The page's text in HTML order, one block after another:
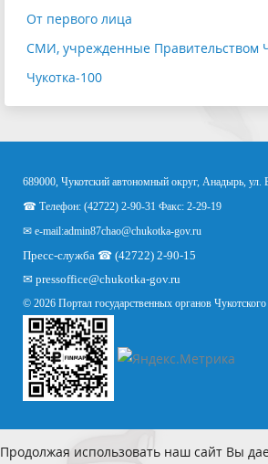
От первого лица
СМИ, учрежденные Правительством
Чукотка-100
689000, Чукотский автономный округ, Анадырь, ул.
☎ Телефон: (42722) 2-90-31 Факс: 2-29-19
✉ e-mail:admin87chao@chukotka-gov.ru
Пресс-служба ☎ (42722) 2-90-15
✉ pressoffice@chukotka-gov.ru
© 2026 Портал государственных органов
Продолжая использовать наш сайт Вы